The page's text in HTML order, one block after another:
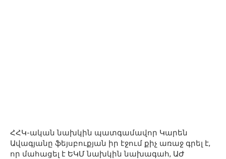
ՀՀԿ-ական նախկին պատգամավոր Կարեն
Ավագյանը ֆեյսբուքյան իր էջում քիչ առաջ գրել է,
որ մահացել է ԵԿՄ նախկին նախագահ, ԱԺ